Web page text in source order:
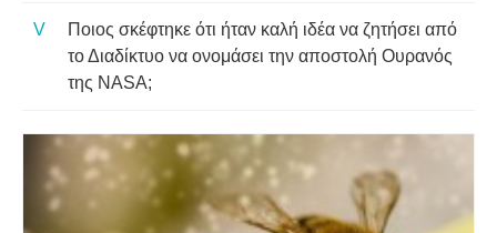
Ποιος σκέφτηκε ότι ήταν καλή ιδέα να ζητήσει από
το Διαδίκτυο να ονομάσει την αποστολή Ουρανός
της NASA;